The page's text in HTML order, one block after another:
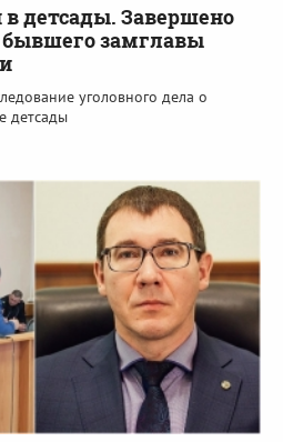
детсады. Завершено
бывшего замглавы
уголовного дела о
детсады